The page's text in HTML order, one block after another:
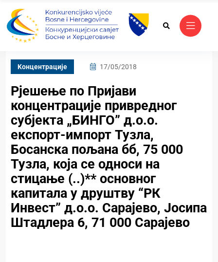
Kонцентрације 17/05/2018
Рјешење по Пријави
концентрације привредног
субјекта „БИНГО” д.о.о.
експорт-импорт Тузла,
Босанска пољана бб, 75 000
Тузла, која се односи на
стицање (..)** основног
капитала у друштву “РК
Инвест” д.о.о. Сарајево, Јосипа
Штадлера 6, 71 000 Сарајево